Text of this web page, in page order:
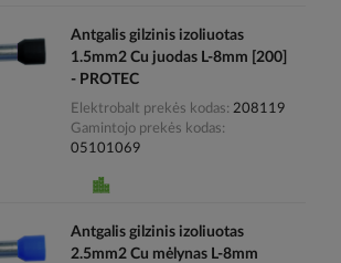
Antgalis gilzinis izoliuotas
1.5mm2 Cu juodas L-8mm [200]
- PROTEC
Elektrobalt prekės kodas 208119
Gamintojo prekės kodas
05101069
Antgalis gilzinis izoliuotas
2.5mm2 Cu mėlynas L-8mm